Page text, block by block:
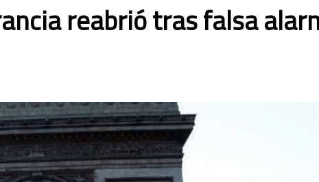
reabrió tras falsa